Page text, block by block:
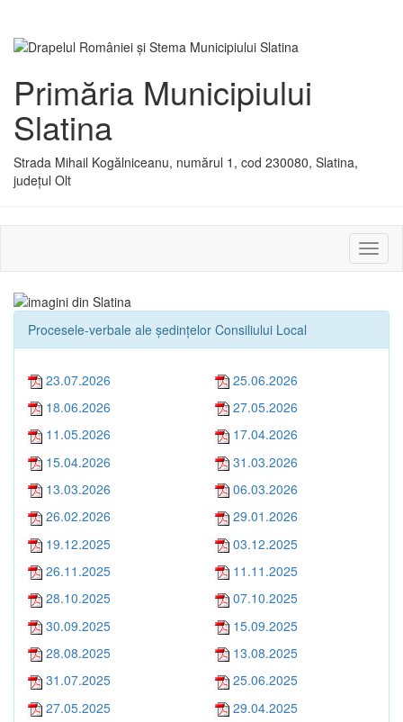
Primăria Municipiului
Slatina
Strada Mihail Kogălniceanu, numărul 1, cod 230080, Slatina,
județul Olt
sau
Procesele-verbale ale ședințelor Consiliului Local
23.07.2026
25.06.2026
18.06.2026
27.05.2026
11.05.2026
17.04.2026
15.04.2026
31.03.2026
13.03.2026
06.03.2026
26.02.2026
29.01.2026
19.12.2025
03.12.2025
26.11.2025
11.11.2025
28.10.2025
07.10.2025
30.09.2025
15.09.2025
28.08.2025
13.08.2025
31.07.2025
25.06.2025
27.05.2025
29.04.2025